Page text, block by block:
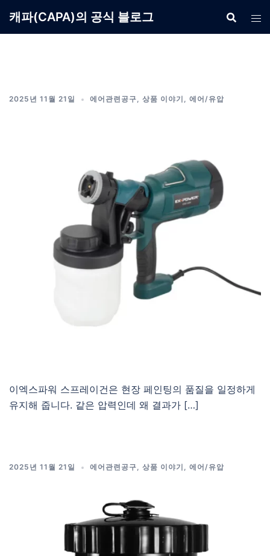
캐파(CAPA)의 공식 블로그
2025년 11월 21일 에어관련공구, 상품 이야기 , 에어/유압
이엑스파워 스프레이건은 현장 페인팅의 품질을 일정하게
유지해 줍니다. 같은 압력인데 왜 결과가 […]
2025년 11월 21일 에어관련공구, 상품 이야기 , 에어/유압